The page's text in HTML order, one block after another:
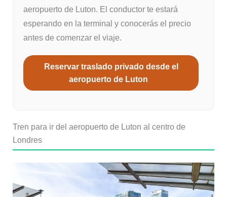
aeropuerto de Luton. El conductor te estará
esperando en la terminal y conocerás el precio
antes de comenzar el viaje.
Reservar traslado privado desde el
aeropuerto de Luton
Tren para ir del aeropuerto de Luton al centro de
Londres